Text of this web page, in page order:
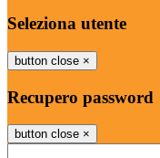
Seleziona utente
button close ×
Recupero password
button close ×